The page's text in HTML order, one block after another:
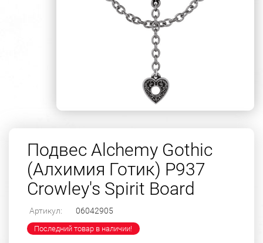
Подвес Alchemy Gothic
(Алхимия Готик) P937
Crowley's Spirit Board
Артикул: 06042905
Последний товар в наличии!